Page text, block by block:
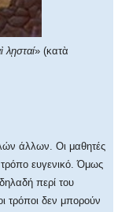
λῃσταί» (κατὰ
άλλων. Οι μαθητές
ευγενικό. Όμως
περί του
τρόποι δεν μπορούν